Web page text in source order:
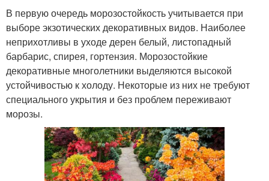
В первую очередь морозостойкость учитывается при
выборе экзотических декоративных видов. Наиболее
неприхотливы в уходе дерен белый, листопадный
барбарис, спирея, гортензия. Морозостойкие
декоративные многолетники выделяются высокой
устойчивостью к холоду. Некоторые из них не требуют
специального укрытия и без проблем переживают
морозы.